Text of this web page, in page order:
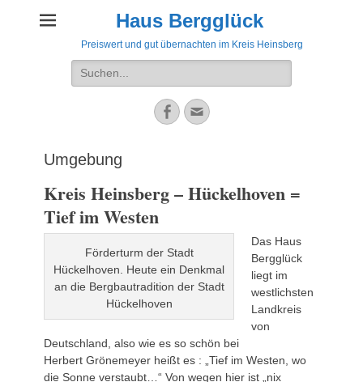
Haus Bergglück
Preiswert und gut übernachten im Kreis Heinsberg
Suche
nach:
Facebook
E-
Mail
Umgebung
Kreis Heinsberg – Hückelhoven =
Tief im Westen
Förderturm der Stadt
Hückelhoven. Heute ein Denkmal
an die Bergbautradition der Stadt
Hückelhoven
Das Haus
Bergglück
liegt im
westlichsten
Landkreis
von
Deutschland, also wie es so schön bei
Herbert Grönemeyer heißt es : „Tief im Westen, wo
die Sonne verstaubt…“ Von wegen hier ist „nix